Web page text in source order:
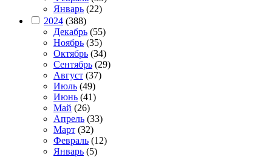
Январь (22)
2024 (388)
Декабрь (55)
Ноябрь (35)
Октябрь (34)
Сентябрь (29)
Август (37)
Июль (49)
Июнь (41)
Май (26)
Апрель (33)
Март (32)
Февраль (12)
Январь (5)